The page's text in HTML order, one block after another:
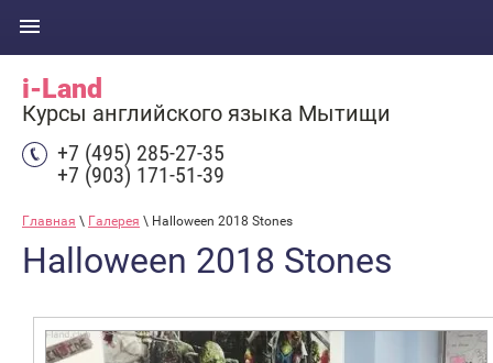
i-Land
Курсы английского языка Мытищи
+7 (495) 285-27-35
+7 (903) 171-51-39
Главная \ Галерея \ Halloween 2018 Stones
Halloween 2018 Stones